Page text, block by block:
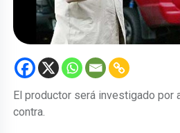
El productor será investigado por
contra.